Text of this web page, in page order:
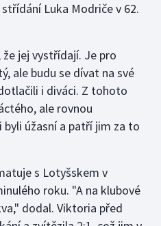
Luka Modriče v 62.
jej vystřídají. Je pro
ale budu se dívat na své
i diváci. Z tohoto
ale rovnou
byli úžasní a patří jim za to
s Lotyšskem v
roku. "A na klubové
dodal. Viktoria před